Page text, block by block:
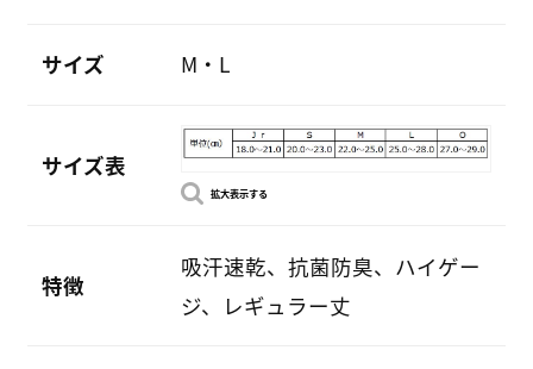
サイズ M・L
サイズ表
拡大表示する
特徴
吸汗速乾、抗菌防臭、ハイゲー
ジ、レギュラー丈